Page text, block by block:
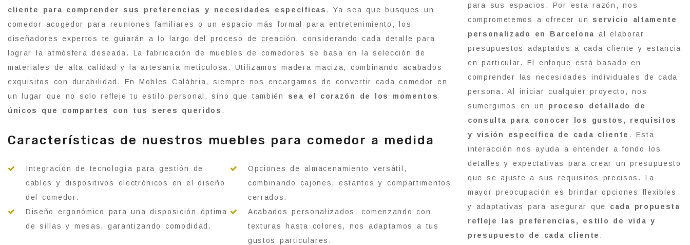
cliente para comprender sus preferencias y necesidades específicas . Ya sea que busques un
comedor acogedor para reuniones familiares o un espacio más formal para entretenimiento, los
diseñadores expertos te guiarán a lo largo del proceso de creación, considerando cada detalle para
lograr la atmósfera deseada. La fabricación de muebles de comedores se basa en la selección de
materiales de alta calidad y la artesanía meticulosa. Utilizamos madera maciza, combinando acabados
exquisitos con durabilidad. En Mobles Calàbria, siempre nos encargamos de convertir cada comedor en
un lugar que no solo refleje tu estilo personal, sino que también sea el corazón de los momentos
únicos que compartes con tus seres queridos .
Características de nuestros muebles para comedor a medida
Integración de tecnología para gestión de
cables y dispositivos electrónicos en el diseño
del comedor.
Opciones de almacenamiento versátil,
combinando cajones, estantes y compartimentos
cerrados.
Diseño ergonómico para una disposición óptima
de sillas y mesas, garantizando comodidad.
Acabados personalizados, comenzando con
texturas hasta colores, nos adaptamos a tus
gustos particulares.
para sus espacios. Por esta razón, nos
comprometemos a ofrecer un servicio altamente
personalizado en Barcelona
al elaborar
presupuestos adaptados a cada cliente y estancia
en particular. El enfoque está basado en
comprender las necesidades individuales de cada
persona. Al iniciar cualquier proyecto, nos
sumergimos en un proceso detallado de
consulta para conocer los gustos, requisitos
y visión específica de cada cliente . Esta
interacción nos ayuda a entender a fondo los
detalles y expectativas para crear un presupuesto
que se ajuste a sus requisitos precisos. La
mayor preocupación es brindar opciones flexibles
y adaptativas para asegurar que cada propuesta
refleje las preferencias, estilo de vida y
presupuesto de cada cliente .